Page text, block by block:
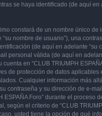
se haya identificado (de aquí en
constará de un nombre único de
nombre de usuario”), una
(de aquí en adelante “su
personal válida (de aquí en
en “CLUB TRIUMPH
de protección de datos aplicables
Cualquier información más
contraseña y su dirección de e-
ESPAÑA Foro” durante el proceso
según el criterio de “CLUB
usted tiene la opción de qué